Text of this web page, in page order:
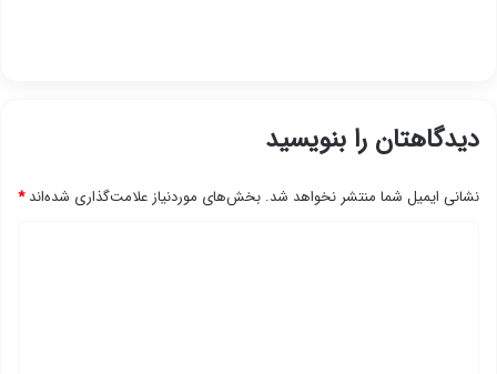
دیدگاهتان را بنویسید
نشانی ایمیل شما منتشر نخواهد شد. بخش‌های موردنیاز علامت‌گذاری شده‌اند*